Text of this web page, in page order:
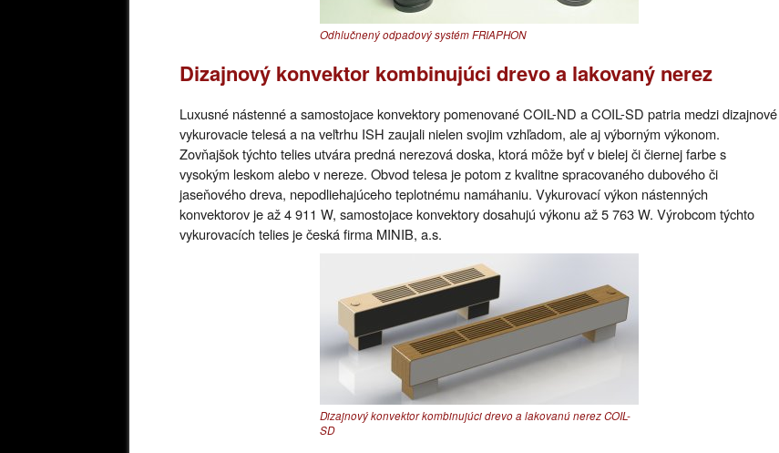
Odhlučnený odpadový systém FRIAPHON
Dizajnový konvektor kombinujúci drevo a lakovaný nerez
Luxusné nástenné a samostojace konvektory pomenované COIL-ND a COIL-SD patria medzi dizajnové
vykurovacie telesá a na veľtrhu ISH zaujali nielen svojim vzhľadom, ale aj výborným výkonom.
Zovňajšok týchto telies utvára predná nerezová doska, ktorá môže byť v bielej či čiernej farbe s
vysokým leskom alebo v nereze. Obvod telesa je potom z kvalitne spracovaného dubového či
jaseňového dreva, nepodliehajúceho teplotnému namáhaniu. Vykurovací výkon nástenných
konvektorov je až 4 911 W, samostojace konvektory dosahujú výkonu až 5 763 W. Výrobcom týchto
vykurovacích telies je česká firma MINIB, a.s.
Dizajnový konvektor kombinujúci drevo a lakovanú nerez COIL-
SD